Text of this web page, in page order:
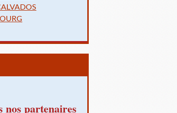
nos partenaires